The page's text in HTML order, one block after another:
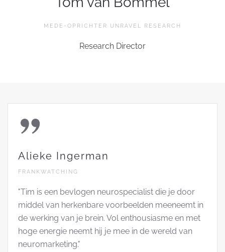
MEDE-OPRICHTER UNRAVEL RESEARCH
Research Director
Alieke Ingerman
FRANKWATCHING
"Tim is een bevlogen neurospecialist die je door
middel van herkenbare voorbeelden meeneemt in
de werking van je brein. Vol enthousiasme en met
hoge energie neemt hij je mee in de wereld van
neuromarketing."